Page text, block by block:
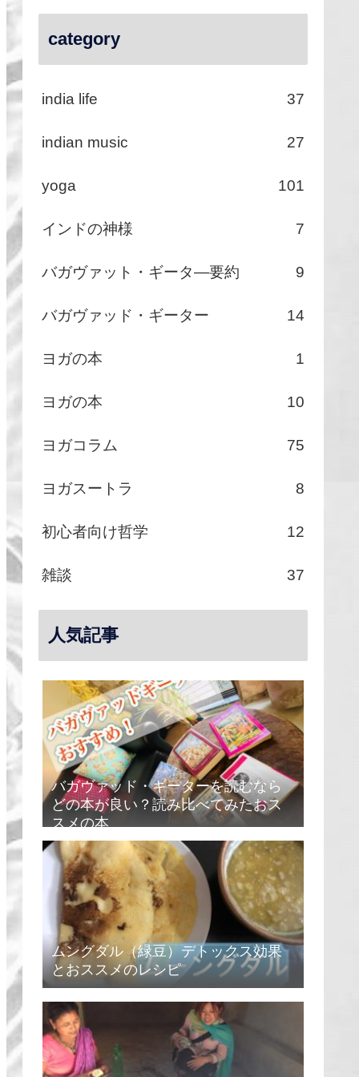
category
india life 37
indian music 27
yoga 101
インドの神様 7
バガヴァット・ギータ―要約 9
バガヴァッド・ギーター 14
ヨガの本 1
ヨガの本 10
ヨガコラム 75
ヨガスートラ 8
初心者向け哲学 12
雑談 37
人気記事
バガヴァッド・ギーターを読むなら
どの本が良い？読み比べてみたおス
スメの本
ムングダル（緑豆）デトックス効果
とおススメのレシピ